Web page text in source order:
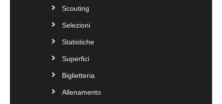
Scouting
Selezioni
Statistiche
Superfici
Biglietteria
Allenamento